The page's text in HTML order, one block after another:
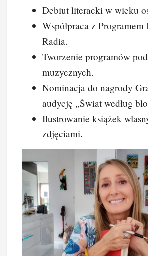
Debiut literacki w wieku
Współpraca z
Radia.
Tworzenie programów
muzycznych.
Nominacja do nagrody
audycję „Świat według
Ilustrowanie książek
zdjęciami.